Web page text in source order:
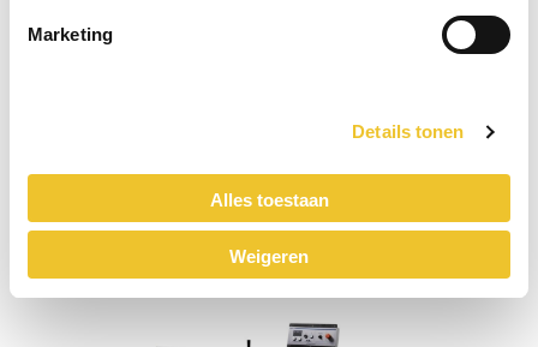
Marketing
Details tonen
Alles toestaan
Weigeren
r